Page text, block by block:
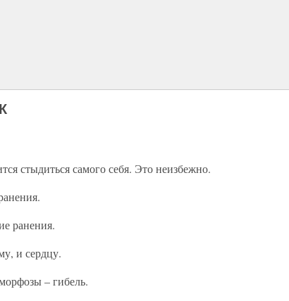
стыдиться самого себя. Это неизбежно.
ранения.
и сердцу.
– гибель.